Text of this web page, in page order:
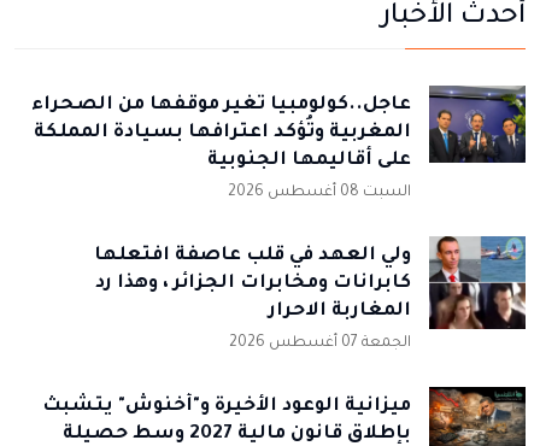
أحدث الأخبار
عاجل..كولومبيا تُغير موقفها من الصحراء
المغربية وتُؤكد اعترافها بسيادة المملكة
على أقاليمها الجنوبية
السبت 08 أغسطس 2026
ولي العهد في قلب عاصفة افتعلها
كابرانات ومخابرات الجزائر ، وهذا رد
المغاربة الاحرار
الجمعة 07 أغسطس 2026
ميزانية الوعود الأخيرة و"أخنوش" يتشبث
بإطلاق قانون مالية 2027 وسط حصيلة